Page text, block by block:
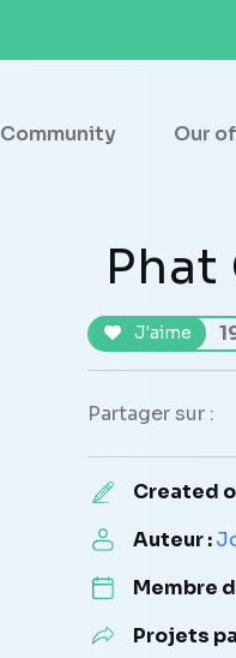
Community Our
Phat
J'aime
Partager sur :
Created
Auteur :
Membre
Projets